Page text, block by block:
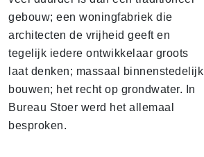
gebouw; een woningfabriek die
architecten de vrijheid geeft en
tegelijk iedere ontwikkelaar groots
laat denken; massaal binnenstedelijk
bouwen; het recht op grondwater. In
Bureau Stoer werd het allemaal
besproken.